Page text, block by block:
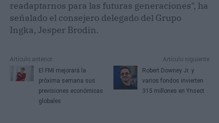
readaptarnos para las futuras generaciones", ha
señalado el consejero delegado del Grupo
Ingka, Jesper Brodin.
Artículo anterior
El FMI mejorará la
próxima semana sus
previsiones económicas
globales
Artículo siguiente
Robert Downey Jr. y
varios fondos invierten
315 millones en Ynsect